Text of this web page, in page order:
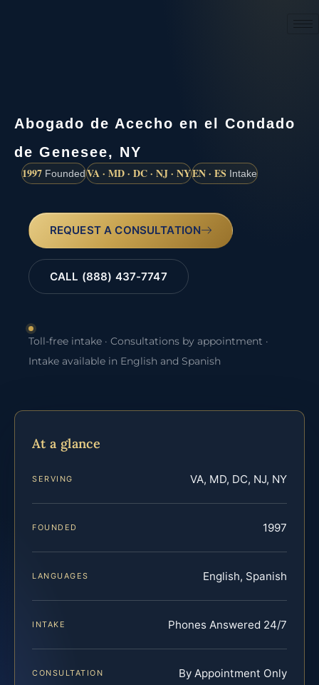
Abogado de Acecho en el Condado
de Genesee, NY
1997 FoundedVA · MD · DC · NJ · NYEN · ES Intake
REQUEST A CONSULTATION
CALL (888) 437-7747
Toll-free intake · Consultations by appointment ·
Intake available in English and Spanish
At a glance
SERVING VA, MD, DC, NJ, NY
FOUNDED 1997
LANGUAGES English, Spanish
INTAKE Phones Answered 24/7
CONSULTATION By Appointment Only